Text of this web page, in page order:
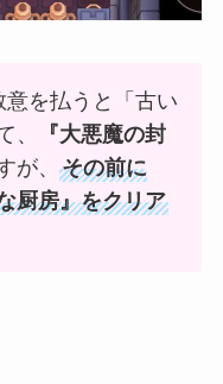
を払うと「古い
、
『大悪魔の封
が、その前に
厨房』をクリア